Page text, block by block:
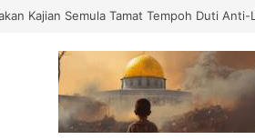
Kajian Semula Tamat Tempoh Duti